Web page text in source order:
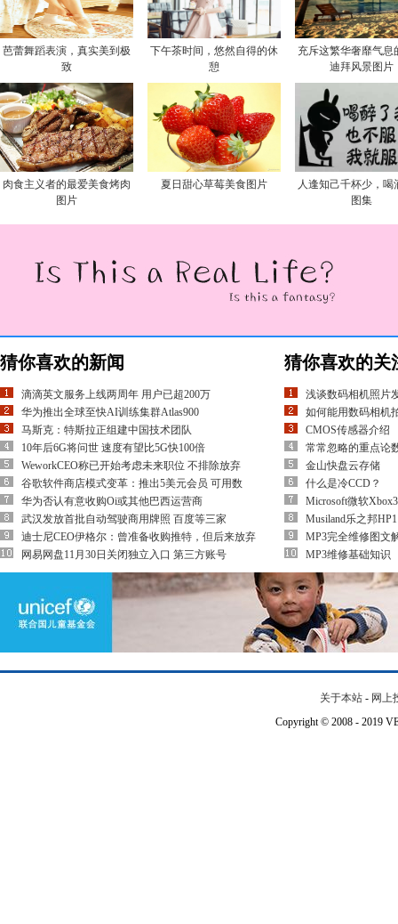
芭蕾舞蹈表演，真实美到极
致
下午茶时间，悠然自得的休
憩
充斥这繁华奢靡气息
迪拜风景图片
肉食主义者的最爱美食烤肉
图片
夏日甜心草莓美食图片
人逢知己千杯少，喝
图集
猜你喜欢的新闻
滴滴英文服务上线两周年 用户已超200万
华为推出全球至快AI训练集群Atlas900
马斯克：特斯拉正组建中国技术团队
10年后6G将问世 速度有望比5G快100倍
WeworkCEO称已开始考虑未来职位 不排除放弃
谷歌软件商店模式变革：推出5美元会员 可用数
华为否认有意收购Oi或其他巴西运营商
武汉发放首批自动驾驶商用牌照 百度等三家
迪士尼CEO伊格尔：曾准备收购推特，但后来放弃
网易网盘11月30日关闭独立入口 第三方账号
猜你喜欢的关
浅谈数码相机照片
如何能用数码相机
CMOS传感器介绍
常常忽略的重点论
金山快盘云存储
什么是冷CCD？
Microsoft微软
Musiland乐之邦
MP3完全维修图文
MP3维修基础知识
关于本站 - 网上
Copyright © 2008 - 2019